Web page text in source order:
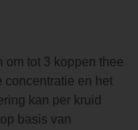
om tot 3 koppen thee
concentratie en het
kan per kruid
basis van